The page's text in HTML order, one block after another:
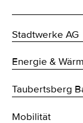
Stadtwerke AG
Energie &
Taubertsberg
Mobilität